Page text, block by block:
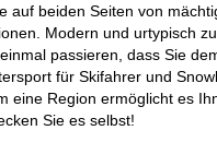
auf beiden Seiten von
Modern und urtypisch
passieren, dass Sie
für Skifahrer und
eine Region ermöglicht es
Sie es selbst!